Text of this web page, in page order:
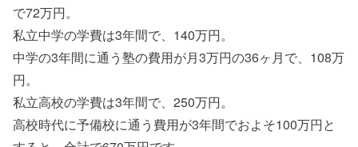
で72万円。
私立中学の学費は3年間で、140万円。
中学の3年間に通う塾の費用が月3万円の36ヶ月で、108万
円。
私立高校の学費は3年間で、250万円。
高校時代に予備校に通う費用が3年間でおよそ100万円と